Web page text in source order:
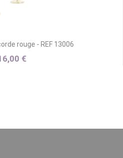
rouge - REF 13006
€